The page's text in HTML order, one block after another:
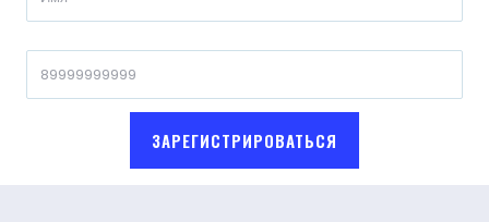
ЗАРЕГИСТРИРОВАТЬСЯ